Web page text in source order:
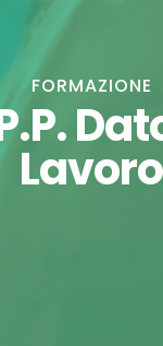
Lavoro
FORMAZIONE